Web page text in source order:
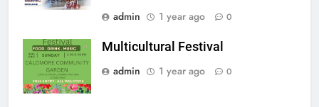
admin
1 year ago 0
Multicultural Festival
admin
1 year ago 0
3
EVENTS